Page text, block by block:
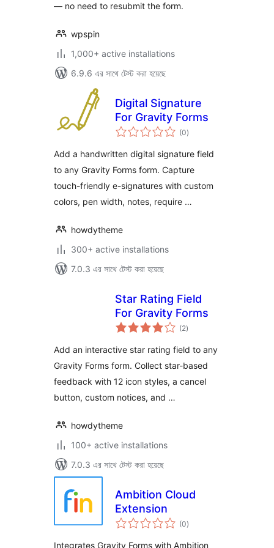
— no need to resubmit the form.
wpspin
1,000+ active installations
6.9.6 এর সাথে টেস্ট করা হয়েছে
Digital Signature
For Gravity Forms
(0total
ratings
)
Add a handwritten digital signature field
to any Gravity Forms form. Capture
touch-friendly e-signatures with custom
colors, pen width, notes, require …
howdytheme
300+ active installations
7.0.3 এর সাথে টেস্ট করা হয়েছে
Star Rating Field
For Gravity Forms
(2total
ratings
)
Add an interactive star rating field to any
Gravity Forms form. Collect star-based
feedback with 12 icon styles, a cancel
button, custom notices, and …
howdytheme
100+ active installations
7.0.3 এর সাথে টেস্ট করা হয়েছে
Ambition Cloud
Extension
(0total
ratings
)
Integrates Gravity Forms with Ambition